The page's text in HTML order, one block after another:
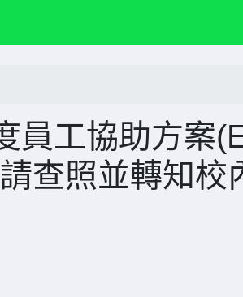
員工協助方案
查照並轉知校